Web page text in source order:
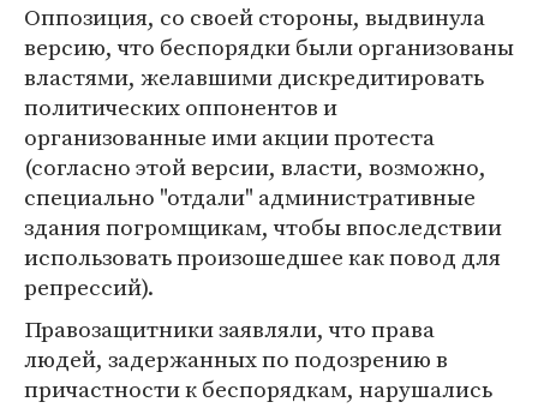
Оппозиция, со своей стороны, выдвинула
версию, что беспорядки были организованы
властями, желавшими дискредитировать
политических оппонентов и
организованные ими акции протеста
(согласно этой версии, власти, возможно,
специально "отдали" административные
здания погромщикам, чтобы впоследствии
использовать произошедшее как повод для
репрессий).
Правозащитники заявляли, что права
людей, задержанных по подозрению в
причастности к беспорядкам, нарушались